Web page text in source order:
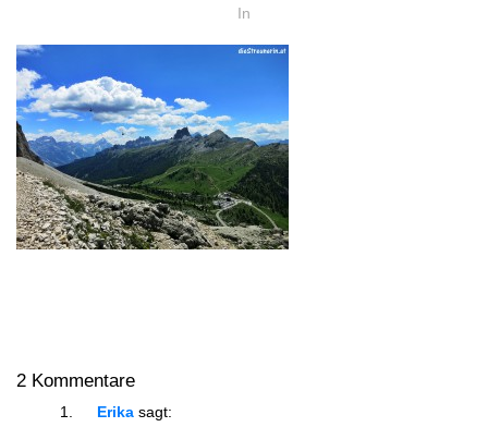
In
2 Kommentare
Erika sagt: